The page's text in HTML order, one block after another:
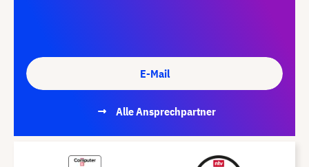
E-Mail
Alle Ansprechpartner